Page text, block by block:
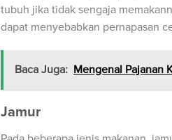
tubuh jika tidak sengaja
dapat menyebabkan pernapasan
Baca Juga: Mengenal Pajanan
Jamur